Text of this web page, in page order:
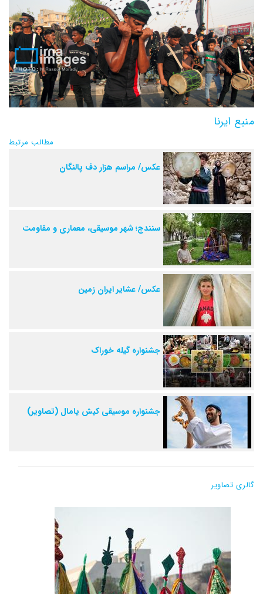
منبع ایرنا
مطالب مرتبط
عکس/ مراسم هزار دف پالنگان
سنندج؛ شهر موسیقی، معماری و مقاومت
عکس/ عشایر ایران زمین
جشنواره گیله خوراک
جشنواره‌ موسیقی کیش یامال (تصاویر)
گالری تصاویر